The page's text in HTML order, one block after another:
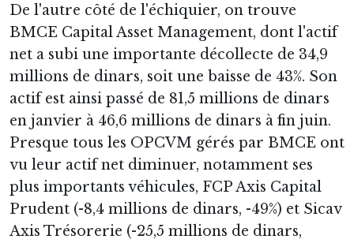
De l'autre côté de l'échiquier, on trouve
BMCE Capital Asset Management, dont l'actif
net a subi une importante décollecte de 34,9
millions de dinars, soit une baisse de 43%. Son
actif est ainsi passé de 81,5 millions de dinars
en janvier à 46,6 millions de dinars à fin juin.
Presque tous les OPCVM gérés par BMCE ont
vu leur actif net diminuer, notamment ses
plus importants véhicules, FCP Axis Capital
Prudent (-8,4 millions de dinars, -49%) et Sicav
Axis Trésorerie (-25,5 millions de dinars,